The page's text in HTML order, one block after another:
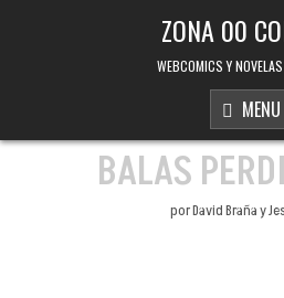
ZONA 00
WEBCOMICS Y
MENU
BALAS
por David Braña y